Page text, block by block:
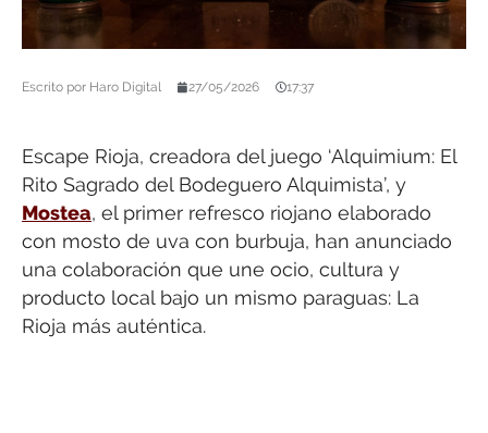
Escrito por Haro Digital 27/05/2026 17:37
Escape Rioja, creadora del juego ‘Alquimium: El
Rito Sagrado del Bodeguero Alquimista’, y
Mostea, el primer refresco riojano elaborado
con mosto de uva con burbuja, han anunciado
una colaboración que une ocio, cultura y
producto local bajo un mismo paraguas: La
Rioja más auténtica.